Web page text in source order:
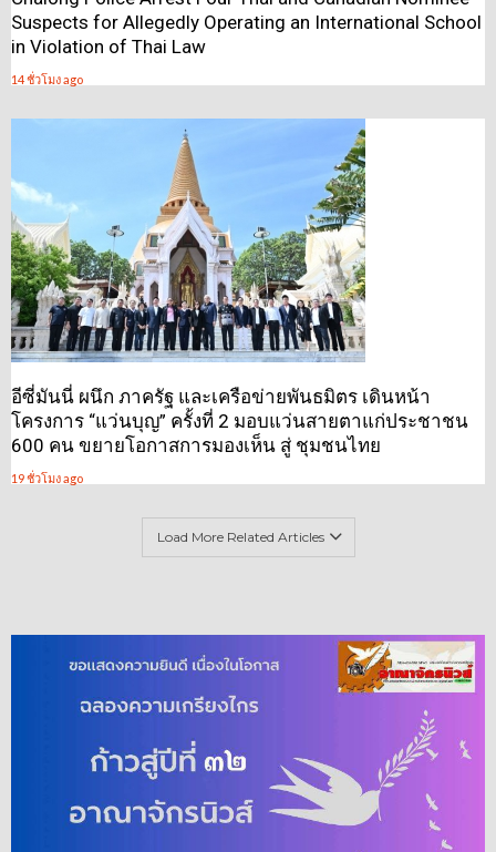
Suspects for Allegedly Operating an International School
in Violation of Thai Law
14 ชั่วโมง ago
อีซี่มันนี่ ผนึก ภาครัฐ และเครือข่ายพันธมิตร เดินหน้า
โครงการ “แว่นบุญ” ครั้งที่ 2 มอบแว่นสายตาแก่ประชาชน
600 คน ขยายโอกาสการมองเห็น สู่ ชุมชนไทย
19 ชั่วโมง ago
Load More Related Articles